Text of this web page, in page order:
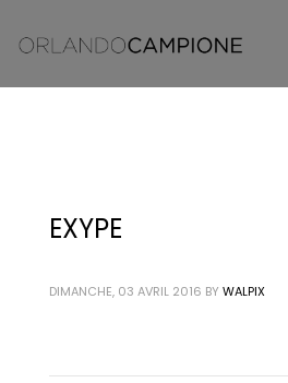
EXYPE
DIMANCHE, 03 AVRIL 2016 BY WALPIX